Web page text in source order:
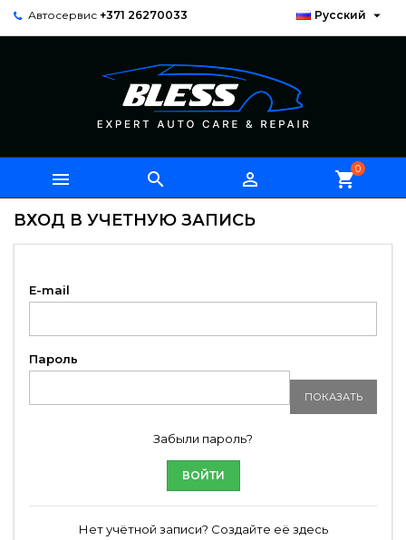
Автосервис +371 26270033 Русский 
   shopping_cart0
ВХОД В УЧЕТНУЮ ЗАПИСЬ
E-mail
Пароль
ПОКАЗАТЬ
Забыли пароль?
ВОЙТИ
Нет учётной записи? Создайте её здесь